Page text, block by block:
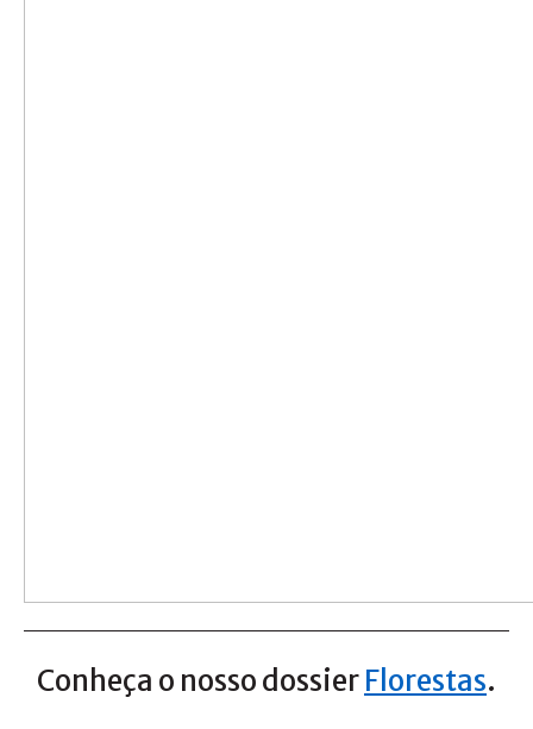
Conheça o nosso dossierFlorestas.